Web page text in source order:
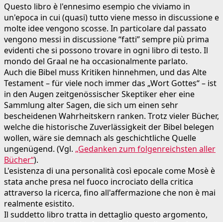
Questo libro è l'ennesimo esempio che viviamo in
un'epoca in cui (quasi) tutto viene messo in discussione e
molte idee vengono scosse. In particolare dal passato
vengono messi in discussione “fatti” sempre più prima
evidenti che si possono trovare in ogni libro di testo. Il
mondo del Graal ne ha occasionalmente parlato.
Auch die Bibel muss Kritiken hinnehmen, und das Alte
Testament – für viele noch immer das „Wort Gottes“ – ist
in den Augen zeitgenössischer Skeptiker eher eine
Sammlung alter Sagen, die sich um einen sehr
bescheidenen Wahrheitskern ranken. Trotz vieler Bücher,
welche die historische Zuverlässigkeit der Bibel belegen
wollen, wäre sie demnach als geschichtliche Quelle
ungenügend. (Vgl. „Gedanken zum folgenreichsten aller
Bücher“).
L'esistenza di una personalità così epocale come Mosè è
stata anche presa nel fuoco incrociato della critica
attraverso la ricerca, fino all'affermazione che non è mai
realmente esistito.
Il suddetto libro tratta in dettaglio questo argomento,